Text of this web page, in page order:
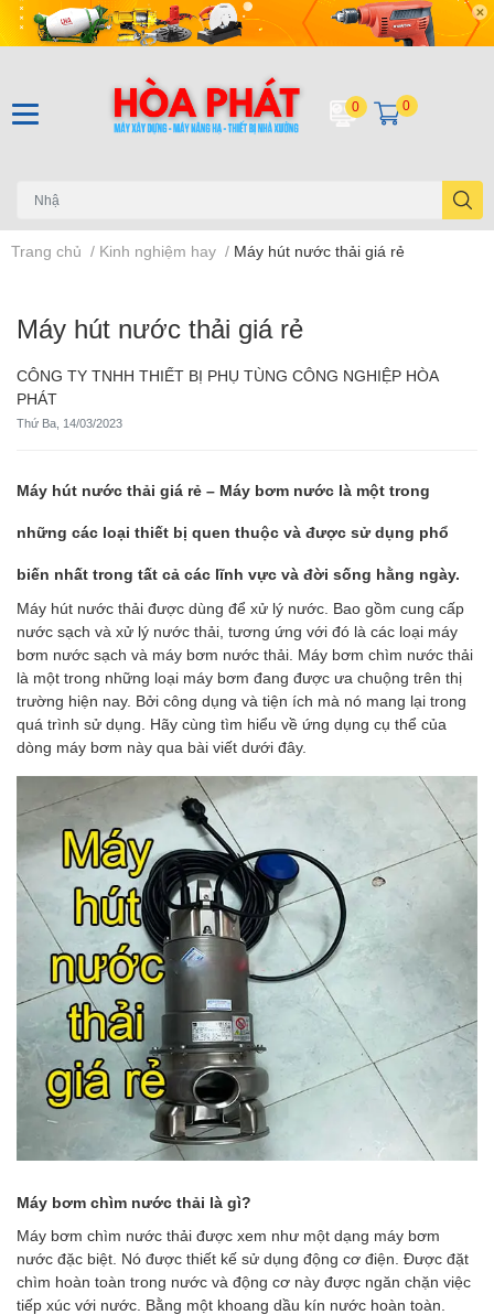
0 0
Trang chủ / Kinh nghiệm hay / Máy hút nước thải giá rẻ
Máy hút nước thải giá rẻ
CÔNG TY TNHH THIẾT BỊ PHỤ TÙNG CÔNG NGHIỆP HÒA
PHÁT
Thứ Ba, 14/03/2023
Máy hút nước thải giá rẻ – Máy bơm nước là một trong
những các loại thiết bị quen thuộc và được sử dụng phổ
biến nhất trong tất cả các lĩnh vực và đời sống hằng ngày.
Máy hút nước thải được dùng để xử lý nước. Bao gồm cung cấp
nước sạch và xử lý nước thải, tương ứng với đó là các loại máy
bơm nước sạch và máy bơm nước thải. Máy bơm chìm nước thải
là một trong những loại máy bơm đang được ưa chuộng trên thị
trường hiện nay. Bởi công dụng và tiện ích mà nó mang lại trong
quá trình sử dụng. Hãy cùng tìm hiểu về ứng dụng cụ thể của
dòng máy bơm này qua bài viết dưới đây.
Máy bơm chìm nước thải là gì?
Máy bơm chìm nước thải được xem như một dạng máy bơm
nước đặc biệt. Nó được thiết kế sử dụng động cơ điện. Được đặt
chìm hoàn toàn trong nước và động cơ này được ngăn chặn việc
tiếp xúc với nước. Bằng một khoang dầu kín nước hoàn toàn.